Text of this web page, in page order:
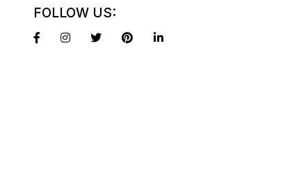
FOLLOW US: